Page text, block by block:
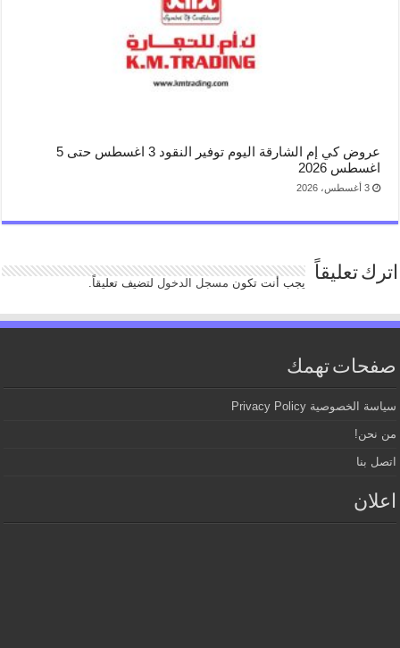
عروض كي إم الشارقة اليوم توفير النقود 3 اغسطس حتى 5
اغسطس 2026
3 أغسطس، 2026
اترك تعليقاً يجب أنت تكون مسجل الدخوللتضيف تعليقاً.
صفحات تهمك
سياسة الخصوصية Privacy Policy
من نحن!
اتصل بنا
اعلان